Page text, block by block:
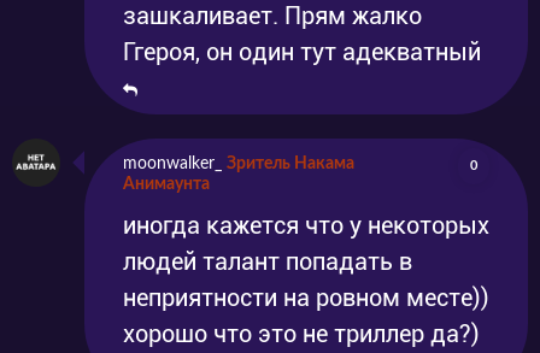
зашкаливает. Прям жалко
Ггероя, он один тут адекватный
moonwalker_
Зритель Накама
Анимаунта
0
иногда кажется что у некоторых
людей талант попадать в
неприятности на ровном месте))
хорошо что это не триллер да?)